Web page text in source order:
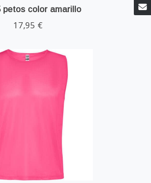
petos color amarillo
17,95 €